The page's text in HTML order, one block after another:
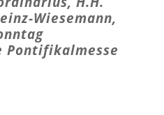
Wiesemann,
Pontifikalmesse